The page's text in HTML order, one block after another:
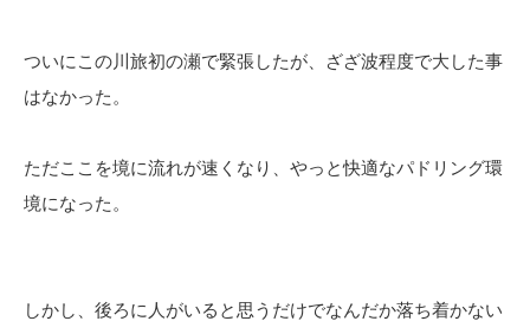
ついにこの川旅初の瀬で緊張したが、ざざ波程度で大した事
はなかった。
ただここを境に流れが速くなり、やっと快適なパドリング環
境になった。
しかし、後ろに人がいると思うだけでなんだか落ち着かない